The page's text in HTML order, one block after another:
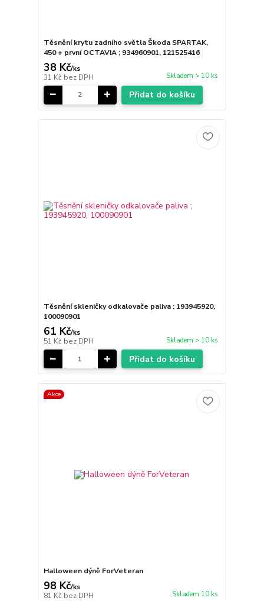
Těsnění krytu zadního světla Škoda SPARTAK,
450 + první OCTAVIA ; 934960901, 121525416
38 Kč/ks
31 Kč bez DPH Skladem > 10 ks
Přidat do košíku
Těsnění skleničky odkalovače paliva ; 193945920,
100090901
61 Kč/ks
51 Kč bez DPH Skladem > 10 ks
Přidat do košíku
Akce
Halloween dýně ForVeteran
98 Kč/ks
81 Kč bez DPH Skladem 10 ks